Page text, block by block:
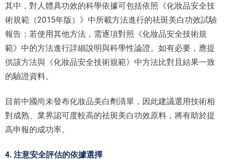
其中，對人體具功效的科學依據可包括依照《化妝品安全技
術規範（2015年版）》中所載方法進行的祛斑美白功效試驗
報告；若使用其他方法，需逐項對照《化妝品安全技術規
範》中的方法進行詳細說明與科學性論證。如有必要，應提
供該方法與《化妝品安全技術規範》中方法比對且結果一致
的驗證資料。
目前中國尚未發布化妝品美白劑清單，因此建議選用技術相
對成熟、業界認可度較高的祛斑美白功效原料，將有助於提
高申報的成功率。
4. 注意安全評估的依據選擇